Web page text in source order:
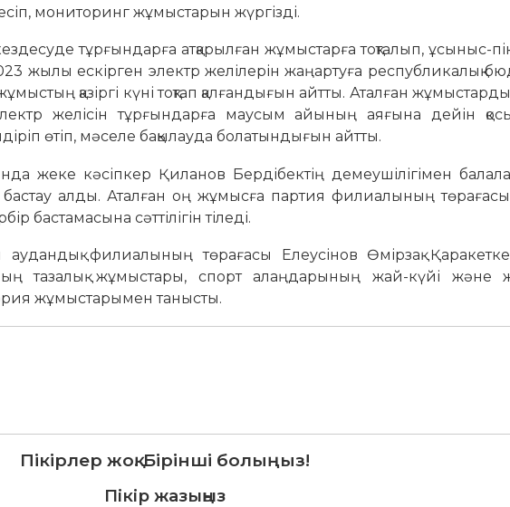
мониторинг жұмыстарын жүргізді.
тұрғындарға атқарылған жұмыстарға тоқталып, ұсыныс-
жылы ескірген электр желілерін жаңартуға республикалық
қазіргі күні тоқтап қалғандығын айтты. Аталған жұмыстарды
желісін тұрғындарға маусым айының аяғына дейін
өтіп, мәселе бақылауда болатындығын айтты.
жеке кәсіпкер Қиланов Бердібектің демеушілігімен
алды. Аталған оң жұмысға партия филиалының төрағасы
бастамасына сәттілігін тіледі.
филиалының төрағасы Елеусінов Өмірзақ
тазалық жұмыстары, спорт алаңдарының жай-күйі және
жұмыстарымен танысты.
Пікірлер жоқ. Бірінші болыңыз!
Пікір жазыңыз